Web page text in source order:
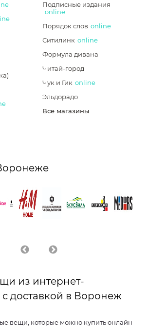
Подписные издания
online
Порядок слов online
Ситилинк online
Формула дивана
Читай-город
Чук и Гик online
Эльдорадо
Все магазины
из интернет-
доставкой в Воронеж
вещи, которые можно купить онлайн